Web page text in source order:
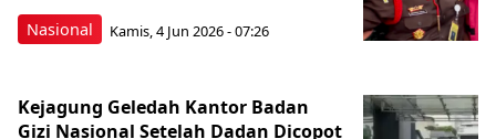
Nasional Kamis, 4 Jun 2026 - 07:26
Kejagung Geledah Kantor Badan
Gizi Nasional Setelah Dadan Dicopot